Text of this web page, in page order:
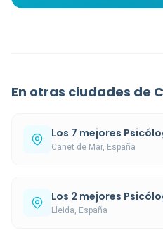
En otras ciudades de
Los 7 mejores
Canet de Mar, España
Los 2 mejores
Lleida, España